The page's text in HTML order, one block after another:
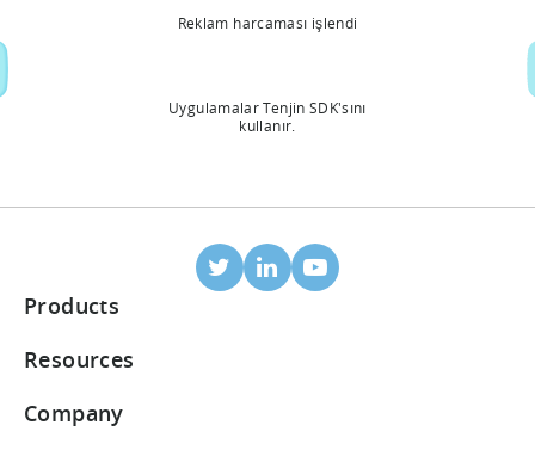
Reklam harcaması işlendi
Uygulamalar Tenjin SDK'sını
kullanır.
Products
Mobile Attribution
Integrated partners
Resources
Blog
Company